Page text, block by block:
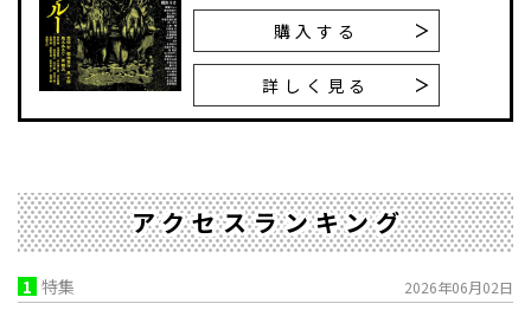
購入する
詳しく見る
アクセスランキング
1 特集 2026年06月02日